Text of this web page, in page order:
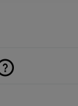
kosztów płatności